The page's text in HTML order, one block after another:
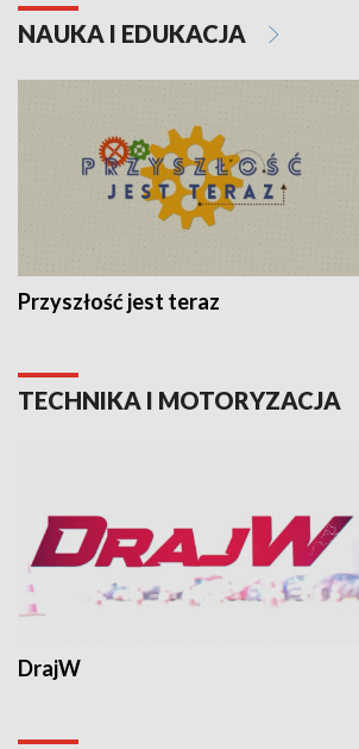
NAUKA I EDUKACJA
Przyszłość jest teraz
TECHNIKA I MOTORYZACJA
DrajW